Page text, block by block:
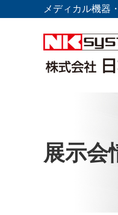
メディカル機器
展示会